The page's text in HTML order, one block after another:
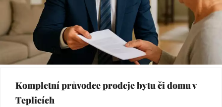
Kompletní průvodce prodeje bytu či domu v
Teplicích